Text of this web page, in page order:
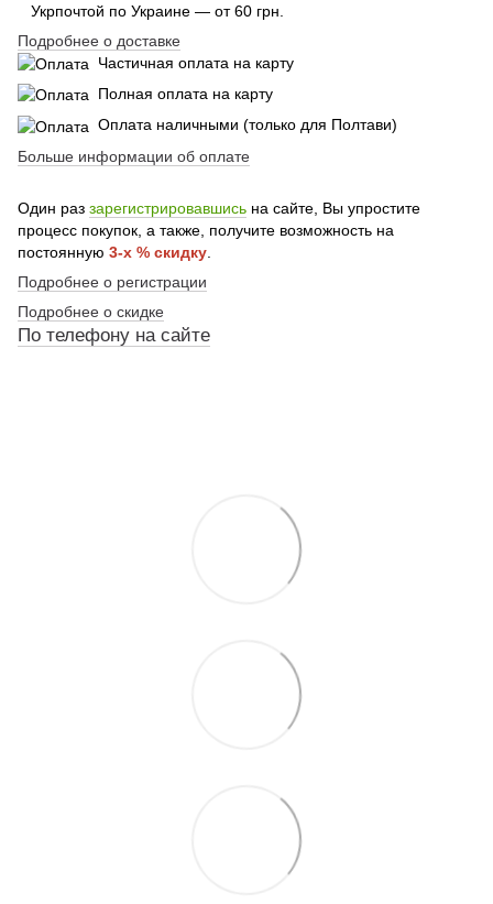
Укрпочтой по Украине — от 60 грн.
Подробнее о доставке
Частичная оплата на карту
Полная оплата на карту
Оплата наличными (только для Полтави)
Больше информации об оплате
Один раз зарегистрировавшись на сайте, Вы упростите
процесс покупок, а также, получите возможность на
постоянную 3-х % скидку
Подробнее о регистрации
Подробнее о скидке
По телефону на сайте